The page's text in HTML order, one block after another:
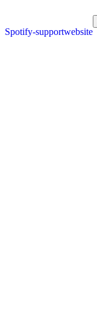
Spotify-supportwebsite